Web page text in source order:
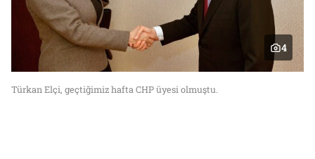
4
Türkan Elçi, geçtiğimiz hafta CHP üyesi olmuştu.